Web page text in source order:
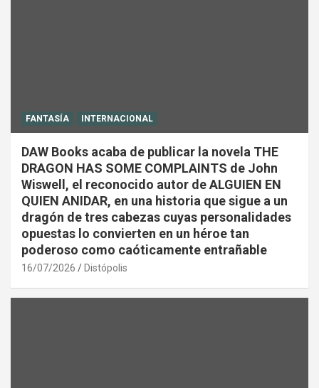
FANTASÍA INTERNACIONAL
DAW Books acaba de publicar la novela THE
DRAGON HAS SOME COMPLAINTS de John
Wiswell, el reconocido autor de ALGUIEN EN
QUIEN ANIDAR, en una historia que sigue a un
dragón de tres cabezas cuyas personalidades
opuestas lo convierten en un héroe tan
poderoso como caóticamente entrañable
16/07/2026 Distópolis